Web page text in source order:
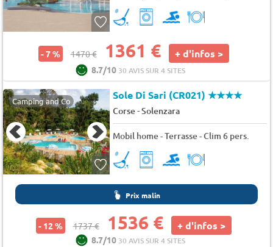
- 7 % 1470 € 1361 € + d'infos >
8.7/10 30 AVIS SUR 4 SITES
Camping and Co Sole Di Sari (CR021)★★★★
Corse-Solenzara
Mobil home - Terrasse - Clim 6 pers.
Prix malin
- 12 % 1737 € 1536 € + d'infos >
8.7/10 30 AVIS SUR 4 SITES